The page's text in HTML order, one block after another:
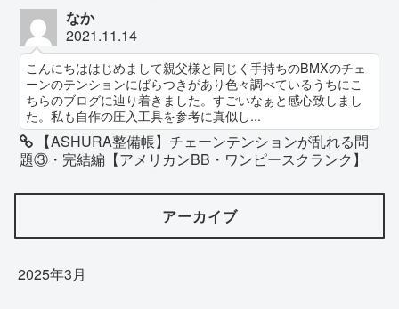
なか
2021.11.14
こんにちははじめまして親父様と同じく手持ちのBMXのチェ
ーンのテンションにばらつきがあり色々調べているうちにこ
ちらのブログに辿り着きました。すごいなぁと感心致しまし
た。私も自作の圧入工具を参考に真似し...
【ASHURA整備帳】チェーンテンションが乱れる問
題③・完結編【アメリカンBB・ワンピースクランク】
アーカイブ
2025年3月